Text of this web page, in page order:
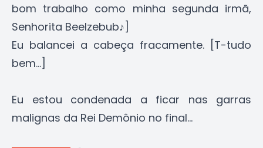
bom trabalho como minha segunda irmã,
Senhorita Beelzebub♪]
Eu balancei a cabeça fracamente. [T-tudo
bem...]
Eu estou condenada a ficar nas garras
malignas da Rei Demônio no final...